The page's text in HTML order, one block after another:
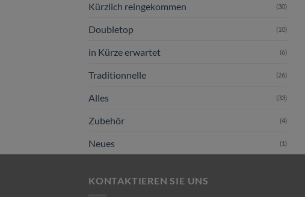
Kürzlich reingekommen (30)
Doubletop (10)
in Kürze erwartet (6)
Traditionnelle (26)
Alles (33)
Zubehör (4)
Neues (1)
KONTAKTIEREN SIE UNS